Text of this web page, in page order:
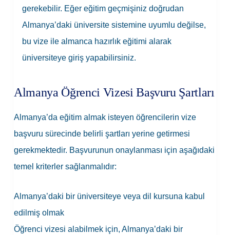
gerekebilir. Eğer eğitim geçmişiniz doğrudan
Almanya’daki üniversite sistemine uyumlu değilse,
bu vize ile almanca hazırlık eğitimi alarak
üniversiteye giriş yapabilirsiniz.
Almanya Öğrenci Vizesi Başvuru Şartları
Almanya’da eğitim almak isteyen öğrencilerin vize
başvuru sürecinde belirli şartları yerine getirmesi
gerekmektedir. Başvurunun onaylanması için aşağıdaki
temel kriterler sağlanmalıdır:
Almanya’daki bir üniversiteye veya dil kursuna kabul
edilmiş olmak
Öğrenci vizesi alabilmek için, Almanya’daki bir